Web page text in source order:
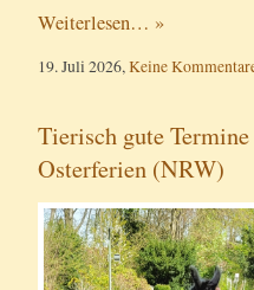
Weiterlesen… »
19. Juli 2026, Keine
Tierisch gute
Osterferien (NRW)